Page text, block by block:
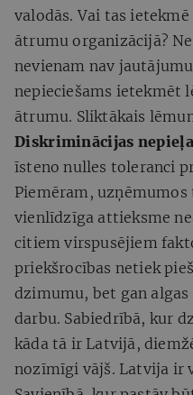
valodās​. Vai tas
ātrumu organizācijā?
nevienam nav
nepieciešams ietekmēt
ātrumu. Sliktākais
Diskriminācijas
īsteno nulles toleranci
Piemēram,
vienlīdzīga attieksme
citiem virspusējiem
priekšrocības netiek
dzimumu, bet gan
darbu. Sabiedrībā, kur
kāda tā ir Latvijā,
nozīmīgi vājš. Latvija ir